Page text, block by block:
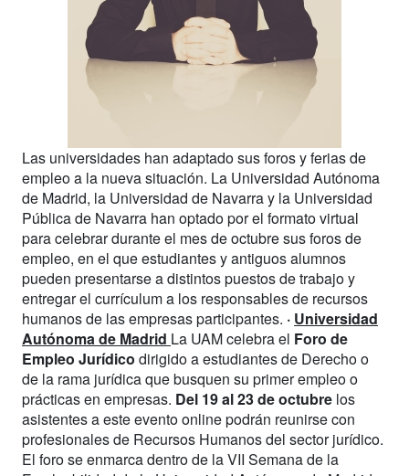
Las universidades han adaptado sus foros y ferias de
empleo a la nueva situación. La Universidad Autónoma
de Madrid, la Universidad de Navarra y la Universidad
Pública de Navarra han optado por el formato virtual
para celebrar durante el mes de octubre sus foros de
empleo, en el que estudiantes y antiguos alumnos
pueden presentarse a distintos puestos de trabajo y
entregar el currículum a los responsables de recursos
humanos de las empresas participantes. · Universidad
Autónoma de Madrid La UAM celebra el Foro de
Empleo Jurídico dirigido a estudiantes de Derecho o
de la rama jurídica que busquen su primer empleo o
prácticas en empresas. Del 19 al 23 de octubre los
asistentes a este evento online podrán reunirse con
profesionales de Recursos Humanos del sector jurídico.
El foro se enmarca dentro de la VII Semana de la